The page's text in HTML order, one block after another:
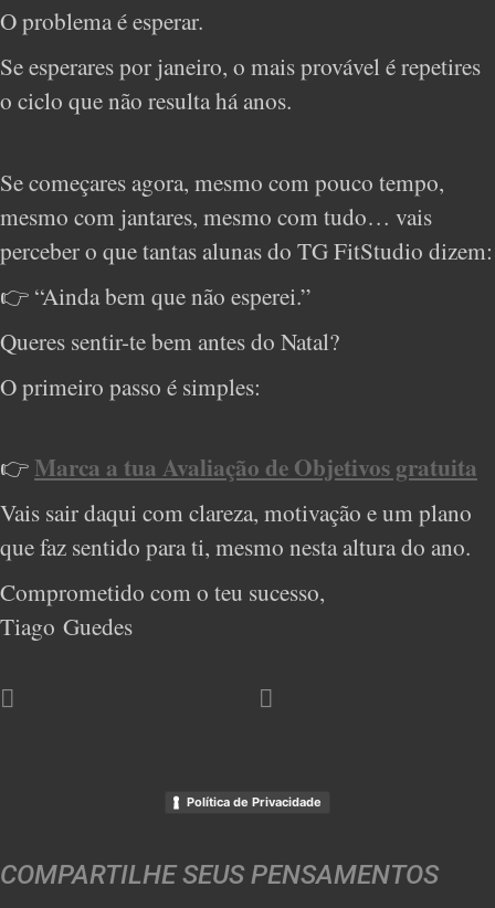
O problema é esperar.
Se esperares por janeiro, o mais provável é repetires
o ciclo que não resulta há anos.
Se começares agora, mesmo com pouco tempo,
mesmo com jantares, mesmo com tudo… vais
perceber o que tantas alunas do TG FitStudio dizem:
👉 “Ainda bem que não esperei.”
Queres sentir-te bem antes do Natal?
O primeiro passo é simples:
👉 Marca a tua Avaliação de Objetivos gratuita
Vais sair daqui com clareza, motivação e um plano
que faz sentido para ti, mesmo nesta altura do ano.
Comprometido com o teu sucesso,
Tiago Guedes
Política de Privacidade
COMPARTILHE SEUS PENSAMENTOS